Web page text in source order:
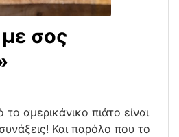
σος
αμερικάνικο πιάτο είναι
Και παρόλο που το